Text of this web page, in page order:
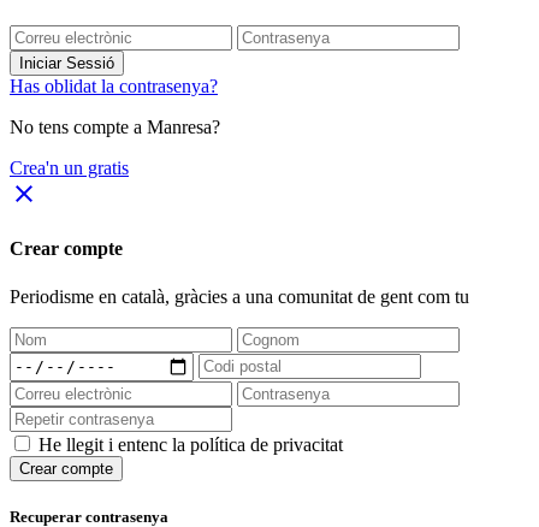
Iniciar Sessió
Has oblidat la contrasenya?
No tens compte a Manresa?
Crea'n un gratis
close
Crear compte
Periodisme en català, gràcies a una comunitat de gent com tu
He llegit i entenc la política de privacitat
Crear compte
Recuperar contrasenya